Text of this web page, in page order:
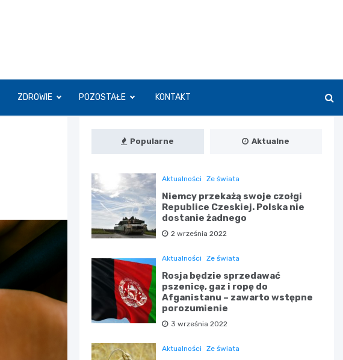
ZDROWIE POZOSTAŁE KONTAKT
Popularne Aktualne
Aktualności Ze świata
Niemcy przekażą swoje czołgi
Republice Czeskiej. Polska nie
dostanie żadnego
2 września 2022
Aktualności Ze świata
Rosja będzie sprzedawać
pszenicę, gaz i ropę do
Afganistanu – zawarto wstępne
porozumienie
3 września 2022
Aktualności Ze świata